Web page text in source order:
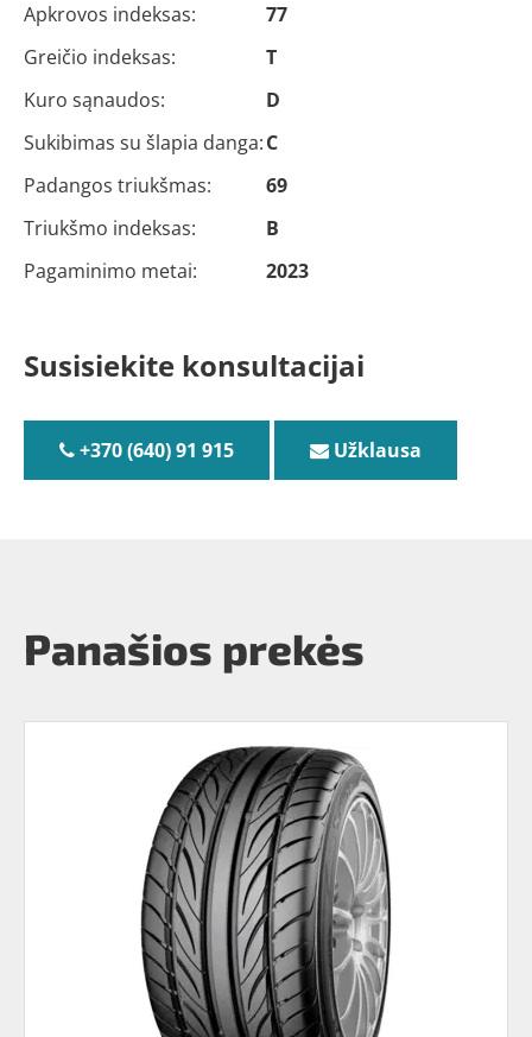
Apkrovos indeksas:
77
Greičio indeksas:
T
Kuro sąnaudos:
D
Sukibimas su šlapia danga:C
Padangos triukšmas:
69
Triukšmo indeksas:
B
Pagaminimo metai:
2023
Susisiekite konsultacijai
+370 (640) 91 915 Užklausa
Panašios prekės